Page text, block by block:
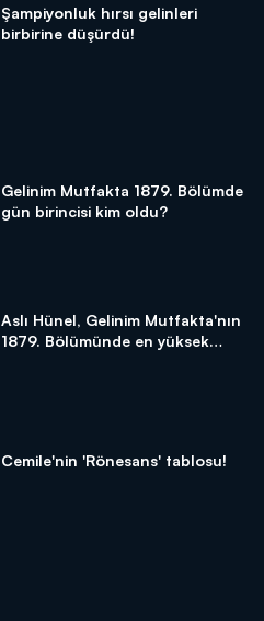
Şampiyonluk hırsı gelinleri
birbirine düşürdü!
Gelinim Mutfakta 1879. Bölümde
gün birincisi kim oldu?
Aslı Hünel, Gelinim Mutfakta'nın
1879. Bölümünde en yüksek
Cemile'nin 'Rönesans' tablosu!